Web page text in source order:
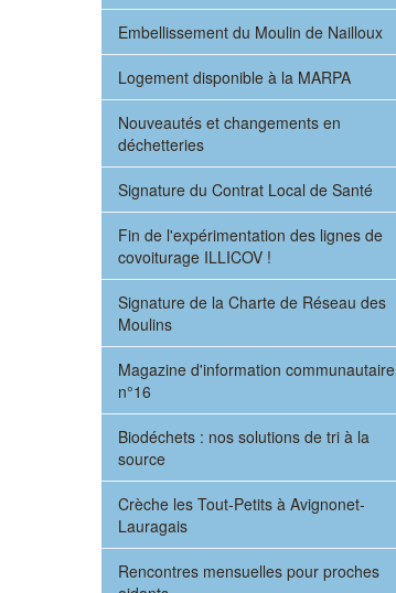
Embellissement du Moulin de Nailloux
Logement disponible à la MARPA
Nouveautés et changements en
déchetteries
Signature du Contrat Local de Santé
Fin de l'expérimentation des lignes de
covoiturage ILLICOV !
Signature de la Charte de Réseau des
Moulins
Magazine d'information communautaire
n°16
Biodéchets : nos solutions de tri à la
source
Crèche les Tout-Petits à Avignonet-
Lauragais
Rencontres mensuelles pour proches